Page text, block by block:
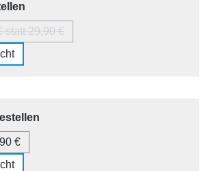
statt 29,90 €
ist zurzeit nicht verfügbar.)
€